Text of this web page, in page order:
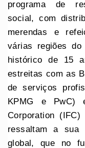
programa de
social, com
merendas e
várias regiões
histórico de 15
estreitas com as
de serviços
KPMG e PwC)
Corporation
ressaltam a sua
global, que no